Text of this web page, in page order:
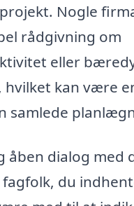
Nogle
rådgivning om
eller
hvilket kan være
samlede
åben dialog med
du